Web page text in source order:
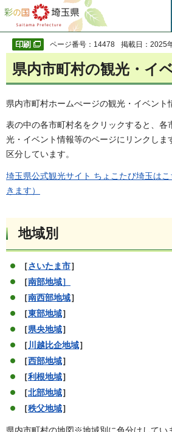
彩の国 埼玉県
ページ番号：14478 掲載日：2025
県内市町村の観光・イ
県内市町村ホームぺージの観光・イベント
表の中の各市町村名をクリックすると、各
光・イベント情報等のページにリンクしま
区分しています。
埼玉県公式観光サイト ちょこたび埼玉は
きます）
地域別
［さいたま市］
［南部地域］
［南西部地域］
［東部地域］
［県央地域］
［川越比企地域］
［西部地域］
［利根地域］
［北部地域］
［秩父地域］